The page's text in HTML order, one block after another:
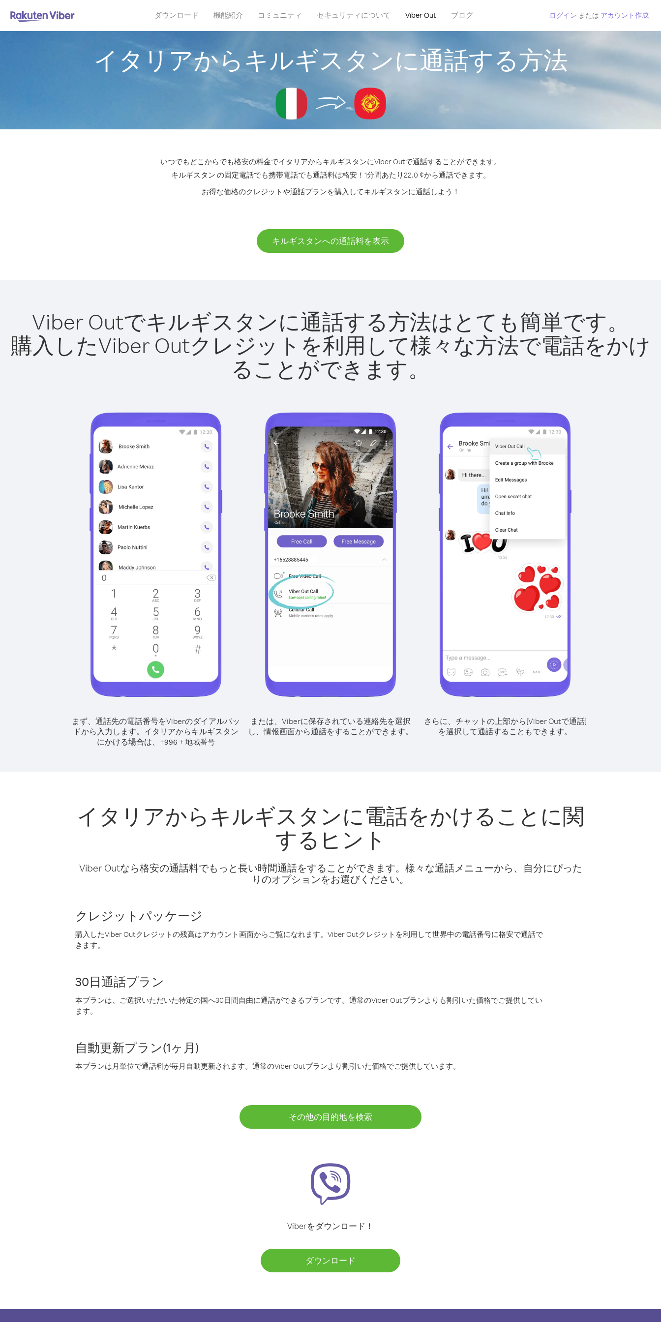
ダウンロード 機能紹介 コミュニティ セキュリティについて Viber Out ブログ ログイン または アカウント作成
イタリアからキルギスタンに通話する方法
いつでもどこからでも格安の料金でイタリアからキルギスタンにViber Outで通話することができます。
キルギスタン の固定電話でも携帯電話でも通話料は格安！1分間あたり22.0 ¢から通話できます。
お得な価格のクレジットや通話プランを購入してキルギスタンに通話しよう！
キルギスタンへの通話料を表示
Viber Outでキルギスタンに通話する方法はとても簡単です。
購入したViber Outクレジットを利用して様々な方法で電話をかけ
ることができます。
まず、通話先の電話番号をViberのダイアルパッ
ドから入力します。 イタリアからキルギスタン
にかける場合は、 +996 + 地域番号
または、Viberに保存されている連絡先を選択
し、情報画面から通話をすることができます。
さらに、チャットの上部から[Viber Outで通話]
を選択して通話することもできます。
イタリアからキルギスタンに電話をかけることに関
するヒント
Viber Outなら格安の通話料でもっと長い時間通話をすることができます。様々な通話メニューから、自分にぴった
りのオプションをお選びください。
クレジットパッケージ
購入したViber Outクレジットの残高はアカウント画面からご覧になれます。Viber Outクレジットを利用して世界中の電話番号に格安で通話で
きます。
30日通話プラン
本プランは、ご選択いただいた特定の国へ30日間自由に通話ができるプランです。通常のViber Outプランよりも割引いた価格でご提供してい
ます。
自動更新プラン(1ヶ月)
本プランは月単位で通話料が毎月自動更新されます。通常のViber Outプランより割引いた価格でご提供しています。
その他の目的地を検索
Viberをダウンロード！
ダウンロード